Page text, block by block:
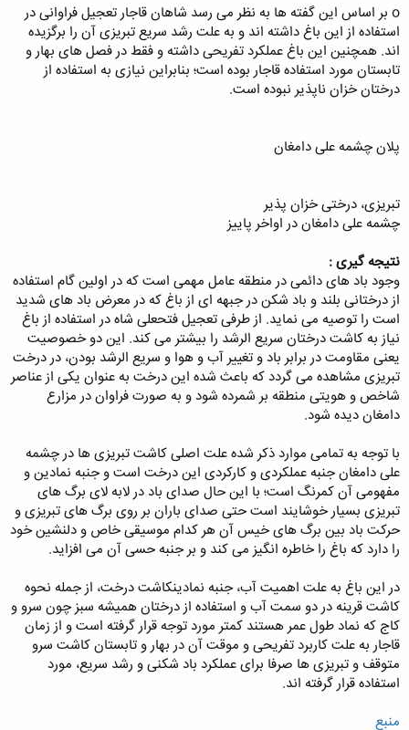
o بر اساس این گفته ها به نظر می رسد شاهان قاجار تعجیل فراوانی در
استفاده از این باغ داشته اند و به علت رشد سریع تبریزی آن را برگزیده
اند. همچنین این باغ عملکرد تفریحی داشته و فقط در فصل های بهار و
تابستان مورد استفاده قاجار بوده است؛ بنابراین نیازی به استفاده از
درختان خزان ناپذیر نبوده است.
پلان چشمه علی دامغان
تبریزی، درختی خزان پذیر
چشمه علی دامغان در اواخر پاییز
نتیجه گیری :
وجود باد های دائمی در منطقه عامل مهمی است که در اولین گام استفاده
از درختانی بلند و باد شکن در جبهه ای از باغ که در معرض باد های شدید
است را توصیه می نماید. از طرفی تعجیل فتحعلی شاه در استفاده از باغ
نیاز به کاشت درختان سریع الرشد را بیشتر می کند. این دو خصوصیت
یعنی مقاومت در برابر باد و تغییر آب و هوا و سریع الرشد بودن، در درخت
تبریزی مشاهده می گردد که باعث شده این درخت به عنوان یکی از عناصر
شاخص و هویتی منطقه بر شمرده شود و به صورت فراوان در مزارع
دامغان دیده شود.
با توجه به تمامی موارد ذکر شده علت اصلی کاشت تبریزی ها در چشمه
علی دامغان جنبه عملکردی و کارکردی این درخت است و جنبه نمادین و
مفهومی آن کمرنگ است؛ با این حال صدای باد در لابه لای برگ های
تبریزی بسیار خوشایند است حتی صدای باران بر روی برگ های تبریزی و
حرکت باد بین برگ های خیس آن هر کدام موسیقی خاص و دلنشین خود
را دارد که باغ را خاطره انگیز می کند و بر جنبه حسی آن می افزاید.
در این باغ به علت اهمیت آب، جنبه نمادینکاشت درخت، از جمله نحوه
کاشت قرینه در دو سمت آب و استفاده از درختان همیشه سبز چون سرو و
کاج که نماد طول عمر هستند کمتر مورد توجه قرار گرفته است و از زمان
قاجار به علت کاربرد تفریحی و موقت آن در بهار و تابستان کاشت سرو
متوقف و تبریزی ها صرفا برای عملکرد باد شکنی و رشد سریع، مورد
استفاده قرار گرفته اند.
منبع